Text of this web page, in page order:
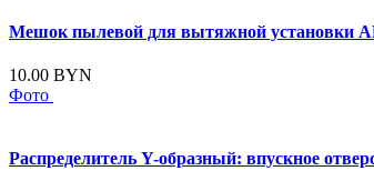
Мешок пылевой для вытяжной установки
10.00 BYN
Фото
Распределитель Y-образный: впускное